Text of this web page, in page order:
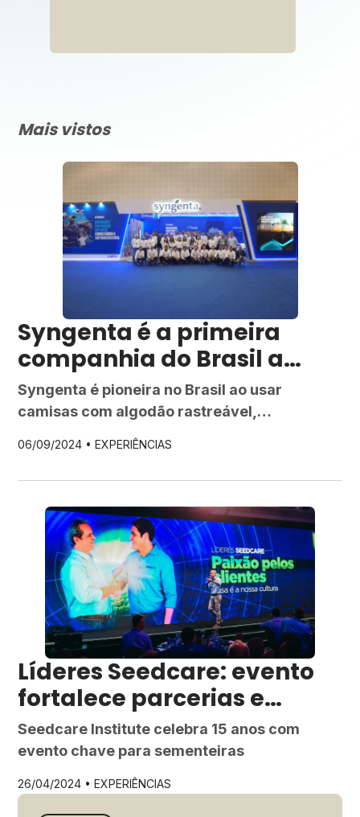
Mais vistos
Syngenta é a primeira
companhia do Brasil a
usar camisas com algodão
rastreável
Syngenta é pioneira no Brasil ao usar
camisas com algodão rastreável,
campo. Inspire-se nessa iniciativa.
Tecnologia blockchain garante
nacional. Durante o 14º Congresso Brasileiro
do Algodão, grandes acontecimentos
marcaram o evento e a história da
cotonicultura: tivemos a apresentação da
primeira companhia do Brasil […]
06/09/2024 •EXPERIÊNCIAS
Líderes Seedcare: evento
fortalece parcerias e
excelência no TSI
Seedcare Institute celebra 15 anos com
evento chave para sementeiras
26/04/2024 •EXPERIÊNCIAS